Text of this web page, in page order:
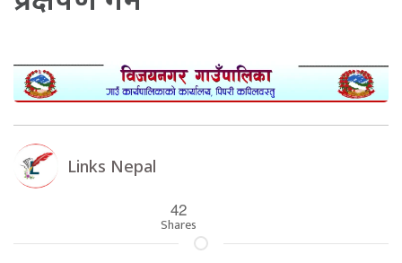
Links Nepal
42
Shares